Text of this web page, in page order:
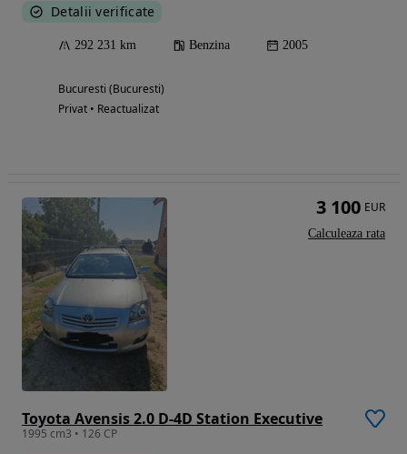
Detalii verificate
292 231 km Benzina 2005
Bucuresti (Bucuresti)
Privat • Reactualizat
Toyota Avensis 2.0 D-4D Station Executive
1995 cm3 • 126 CP
3 100 EUR
Calculeaza rata